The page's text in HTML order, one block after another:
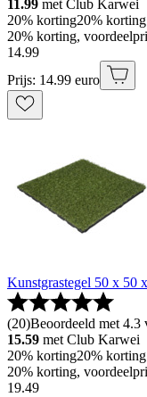
11.99 met Club Karwei
20% korting20% korting
20% korting,
14.99
Prijs: 14.99 euro
Kunstgrastegel 50 x 50
(20)Beoordeeld met 4.3
15.59 met Club Karwei
20% korting20% korting
20% korting,
19.49